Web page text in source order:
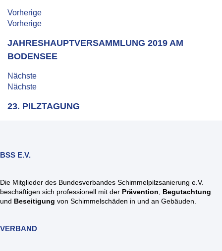
Vorherige
Vorherige
JAHRESHAUPTVERSAMMLUNG 2019 AM
BODENSEE
Nächste
Nächste
23. PILZTAGUNG
BSS E.V.
Die Mitglieder des Bundesverbandes Schimmelpilzsanierung e.V.
beschäftigen sich professionell mit der Prävention, Begutachtung
und Beseitigung von Schimmelschäden in und an Gebäuden.
VERBAND